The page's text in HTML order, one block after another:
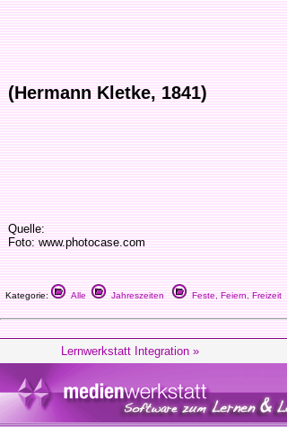
(Hermann Kletke, 1841)
Quelle:
Foto: www.photocase.com
Kategorie: Alle Jahreszeiten Feste, Feiern, Freizeit
Lernwerkstatt Integration »